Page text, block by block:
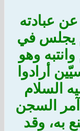
عبادته
يجلس في
وهو
أرادوا
السلام
السجن
به، وقد